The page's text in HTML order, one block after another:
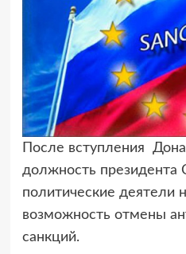
После вступления
должность
политические деятели
возможность отмены
санкций.